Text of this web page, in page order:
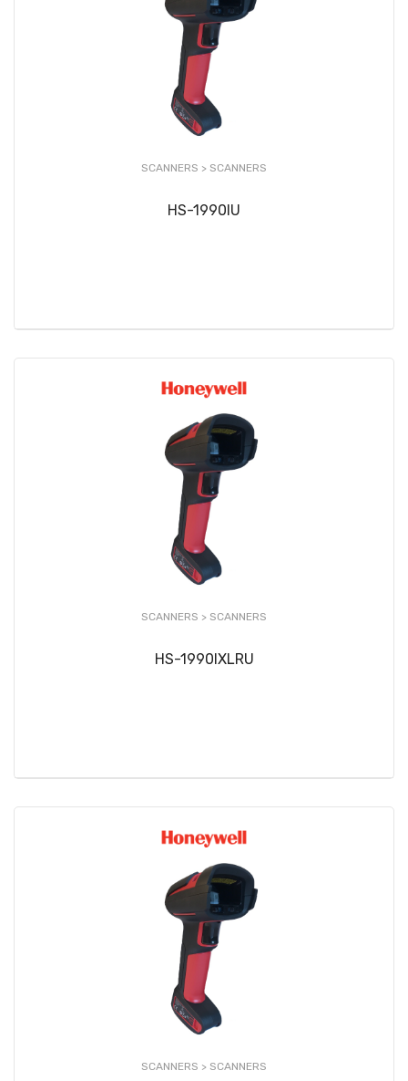
SCANNERS > SCANNERS
HS-1990IU
SCANNERS > SCANNERS
HS-1990IXLRU
SCANNERS > SCANNERS